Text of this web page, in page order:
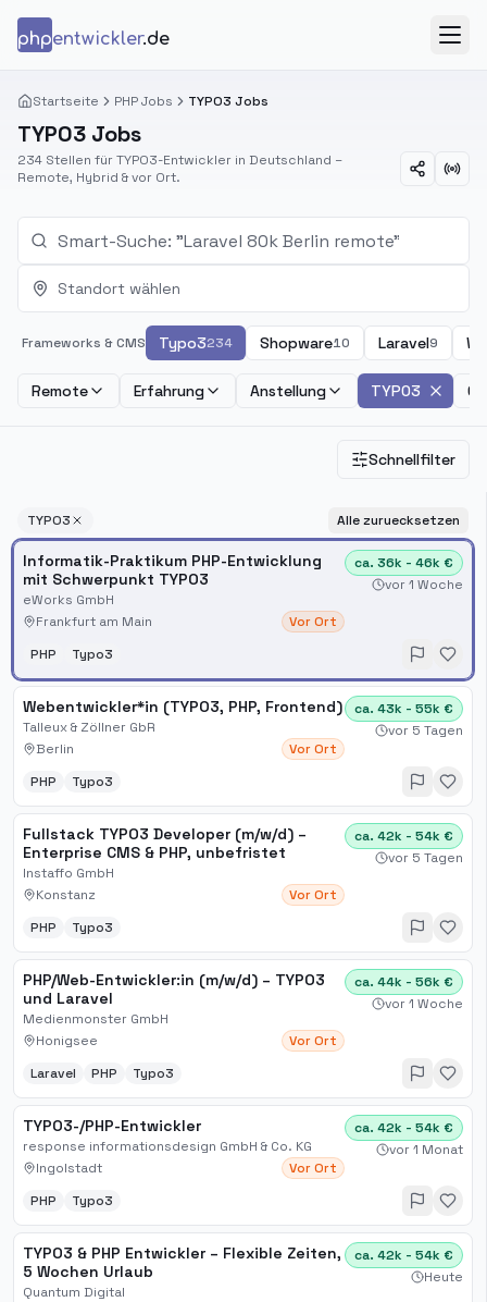
phpentwickler.de
Startseite PHP Jobs TYPO3 Jobs
TYPO3 Jobs
234 Stellen für TYPO3-Entwickler in Deutschland –
Remote, Hybrid & vor Ort.
Standort wählen
Frameworks & CMS Typo3234 Shopware10 Laravel9
Remote Erfahrung Anstellung TYPO3
Schnellfilter
TYPO3 Alle zuruecksetzen
Informatik-Praktikum PHP-Entwicklung
mit Schwerpunkt TYPO3
eWorks GmbH
Frankfurt am Main
Vor Ort
ca. 36k - 46k €
vor 1 Woche
PHP Typo3
Webentwickler*in (TYPO3, PHP, Frontend)
Talleux & Zöllner GbR
Berlin
Vor Ort
ca. 43k - 55k €
vor 5 Tagen
PHP Typo3
Fullstack TYPO3 Developer (m/w/d) –
Enterprise CMS & PHP, unbefristet
Instaffo GmbH
Konstanz
Vor Ort
ca. 42k - 54k €
vor 5 Tagen
PHP Typo3
PHP/Web-Entwickler:in (m/w/d) – TYPO3
und Laravel
Medienmonster GmbH
Honigsee
Vor Ort
ca. 44k - 56k €
vor 1 Woche
Laravel PHP Typo3
TYPO3-/PHP-Entwickler
response informationsdesign GmbH & Co. KG
Ingolstadt
Vor Ort
ca. 42k - 54k €
vor 1 Monat
PHP Typo3
TYPO3 & PHP Entwickler – Flexible Zeiten,
5 Wochen Urlaub
Quantum Digital
ca. 42k - 54k €
Heute